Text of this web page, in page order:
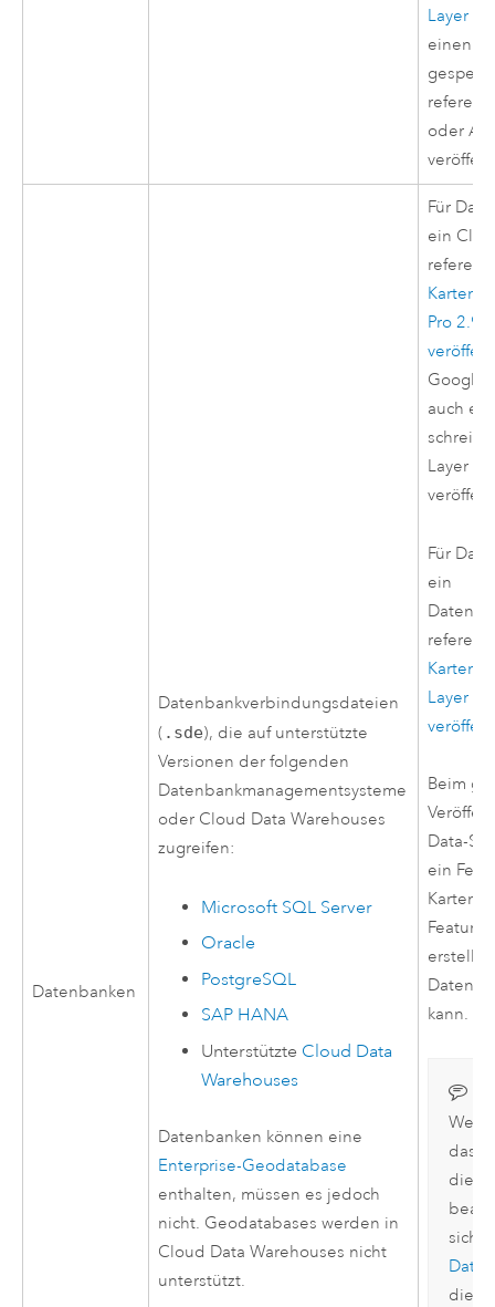
Layer
einen
oder
Datenbanken
Datenbankverbindungsdateien
( .sde), die auf unterstützte
Versionen der folgenden
Datenbankmanagementsysteme
oder Cloud Data Warehouses
zugreifen:
Microsoft SQL Server
Oracle
PostgreSQL
SAP HANA
Unterstützte Cloud Data
Warehouses
Datenbanken können eine
Enterprise-Geodatabase
enthalten, müssen es jedoch
nicht. Geodatabases werden in
Cloud Data Warehouses nicht
unterstützt.
Für
ein
Pro 2.9
Google
auch
Layer
Für
ein
Layer
Beim
Data-
ein
erstellt,
kann.
dass
die